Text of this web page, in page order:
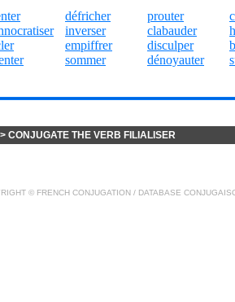
défricher
inverser
empiffrer
sommer
prouter
clabauder
disculper
dénoyauter
> CONJUGATE THE VERB FILIALISER
© FRENCH CONJUGATION / DATABASE